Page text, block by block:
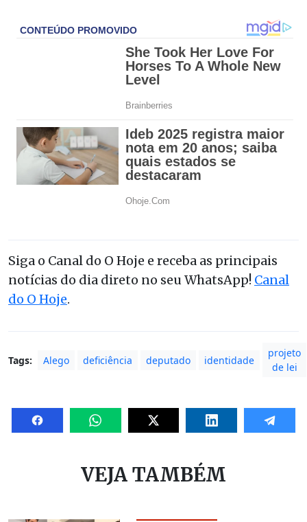
Siga o Canal do O Hoje e receba as principais
notícias do dia direto no seu WhatsApp! Canal
do O Hoje.
Tags: Alego deficiência deputado identidade
projeto
de lei
VEJA TAMBÉM